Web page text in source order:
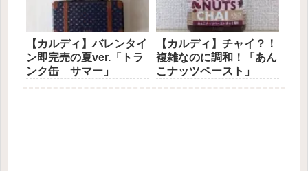
【カルディ】バレンタイ
ン即完売の夏ver.「トラ
ンク缶 サマー」
【カルディ】チャイ？！
複雑なのに調和！「あん
こナッツペースト」